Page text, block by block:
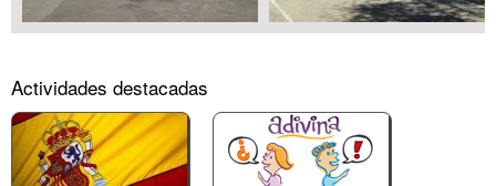
Actividades destacadas